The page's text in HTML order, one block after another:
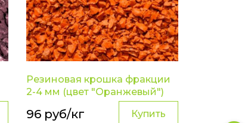
Резиновая крошка фракции
2-4 мм (цвет "Оранжевый")
96 руб/кг Купить